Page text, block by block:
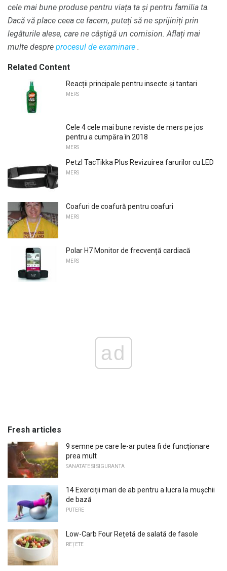
cele mai bune produse pentru viața ta și pentru familia ta.
Dacă vă place ceea ce facem, puteți să ne sprijiniți prin
legăturile alese, care ne câștigă un comision. Aflați mai
multe despre procesul de examinare .
Related Content
Reacții principale pentru insecte și tantari
MERS
Cele 4 cele mai bune reviste de mers pe jos
pentru a cumpăra în 2018
MERS
Petzl TacTikka Plus Revizuirea farurilor cu LED
MERS
Coafuri de coafură pentru coafuri
MERS
Polar H7 Monitor de frecvență cardiacă
MERS
ad
Fresh articles
9 semne pe care le-ar putea fi de funcționare
prea mult
SANATATE SI SIGURANTA
14 Exerciții mari de ab pentru a lucra la mușchii
de bază
PUTERE
Low-Carb Four Rețetă de salată de fasole
REȚETE